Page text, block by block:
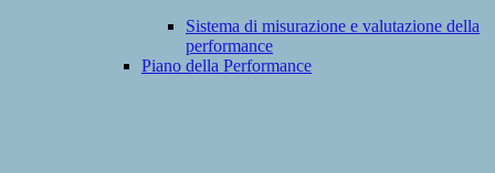
Sistema di misurazione e valutazione della
performance
Piano della Performance